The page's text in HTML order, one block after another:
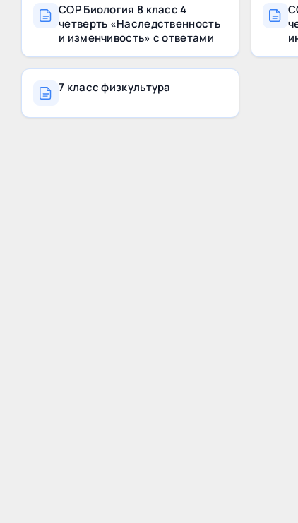
СОР Биология 8 класс 4
четверть «Наследственность
и изменчивость» с ответами
7 класс физкультура